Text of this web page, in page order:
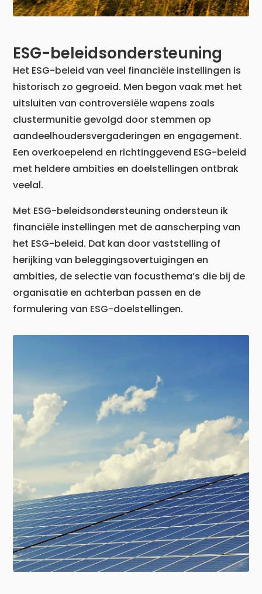
ESG-beleidsondersteuning
Het ESG-beleid van veel financiële instellingen is
historisch zo gegroeid. Men begon vaak met het
uitsluiten van controversiële wapens zoals
clustermunitie gevolgd door stemmen op
aandeelhoudersvergaderingen en engagement.
Een overkoepelend en richtinggevend ESG-beleid
met heldere ambities en doelstellingen ontbrak
veelal.
Met ESG-beleidsondersteuning ondersteun ik
financiële instellingen met de aanscherping van
het ESG-beleid. Dat kan door vaststelling of
herijking van beleggingsovertuigingen en
ambities, de selectie van focusthema’s die bij de
organisatie en achterban passen en de
formulering van ESG-doelstellingen.